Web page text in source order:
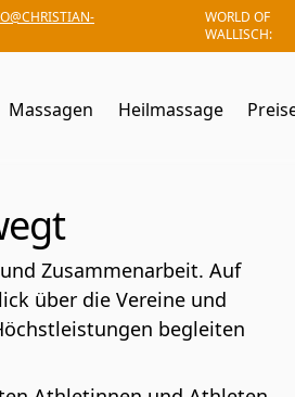
WORLD OF
WALLISCH:
Massagen Heilmassage
Zusammenarbeit. Auf
über die Vereine und
begleiten